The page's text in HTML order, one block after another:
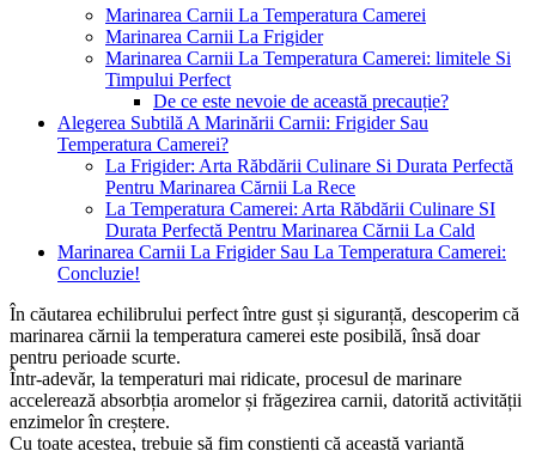
Marinarea Carnii La Temperatura Camerei
Marinarea Carnii La Frigider
Marinarea Carnii La Temperatura Camerei: limitele Si
Timpului Perfect
De ce este nevoie de această precauție?
Alegerea Subtilă A Marinării Carnii: Frigider Sau
Temperatura Camerei?
La Frigider: Arta Răbdării Culinare Si Durata Perfectă
Pentru Marinarea Cărnii La Rece
La Temperatura Camerei: Arta Răbdării Culinare SI
Durata Perfectă Pentru Marinarea Cărnii La Cald
Marinarea Carnii La Frigider Sau La Temperatura Camerei:
Concluzie!
În căutarea echilibrului perfect între gust și siguranță, descoperim că
marinarea cărnii la temperatura camerei este posibilă, însă doar
pentru perioade scurte.
Într-adevăr, la temperaturi mai ridicate, procesul de marinare
accelerează absorbția aromelor și frăgezirea carnii, datorită activității
enzimelor în creștere.
Cu toate acestea, trebuie să fim conștienți că această variantă